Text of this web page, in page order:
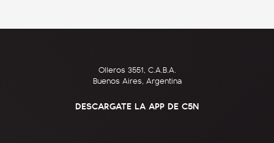
Olleros 3551, C.A.B.A.
Buenos Aires, Argentina
DESCARGATE LA APP DE C5N